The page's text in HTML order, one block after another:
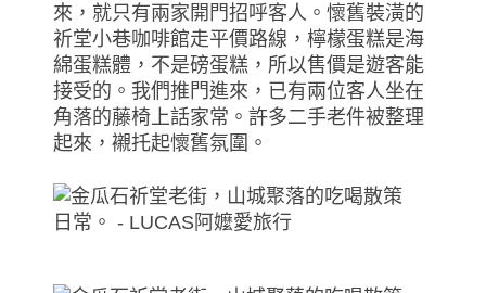
來，就只有兩家開門招呼客人。懷舊裝潢的
祈堂小巷咖啡館走平價路線，檸檬蛋糕是海
綿蛋糕體，不是磅蛋糕，所以售價是遊客能
接受的。我們推門進來，已有兩位客人坐在
角落的藤椅上話家常。許多二手老件被整理
起來，襯托起懷舊氛圍。